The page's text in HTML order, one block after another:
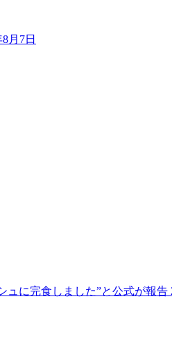
月7日
ュに完食しました”と公式が報告